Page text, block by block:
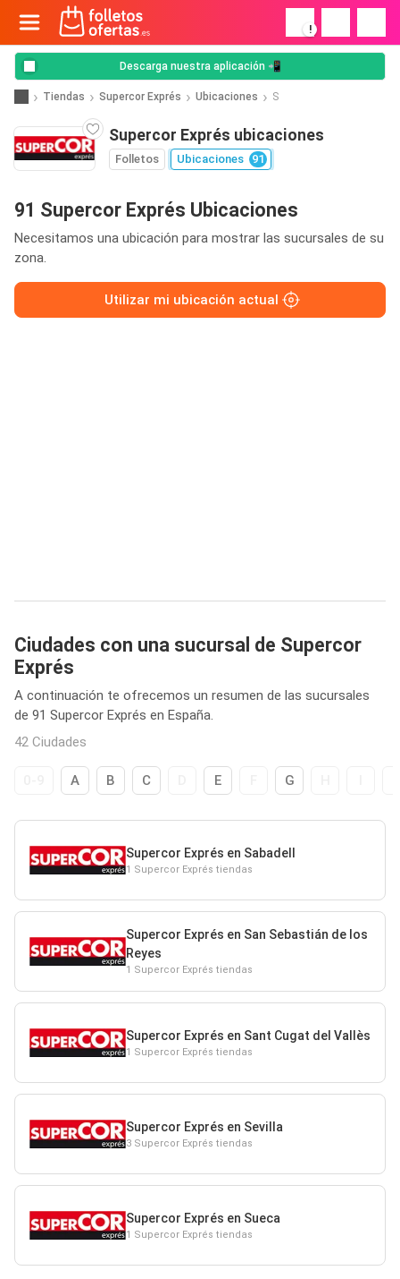
!
Descarga nuestra aplicación 📲
Tiendas Supercor Exprés Ubicaciones S
Supercor Exprés ubicaciones
Folletos Ubicaciones 91
91 Supercor Exprés Ubicaciones
Necesitamos una ubicación para mostrar las sucursales de su
zona.
Utilizar mi ubicación actual
Ciudades con una sucursal de Supercor
Exprés
A continuación te ofrecemos un resumen de las sucursales
de 91 Supercor Exprés en España.
42 Ciudades
A B C E G
Supercor Exprés en Sabadell
1 Supercor Exprés tiendas
Supercor Exprés en San Sebastián de los
Reyes
1 Supercor Exprés tiendas
Supercor Exprés en Sant Cugat del Vallès
1 Supercor Exprés tiendas
Supercor Exprés en Sevilla
3 Supercor Exprés tiendas
Supercor Exprés en Sueca
1 Supercor Exprés tiendas